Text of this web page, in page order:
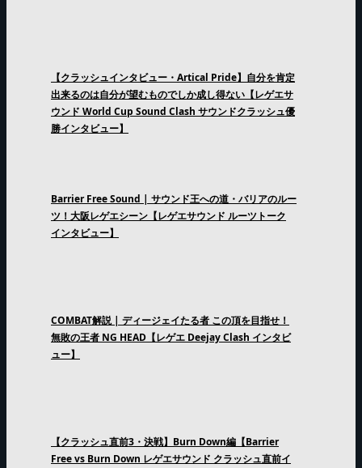
【クラッシュインタビュー・Artical Pride】自分を肯定
出来るのは自分が望むものでしか成し得ない【レゲエサ
ウンド World Cup Sound Clash サウンドクラッシュ優
勝インタビュー】
Barrier Free Sound | サウンド王への道・バリアのルー
ツ！大阪レゲエシーン【レゲエサウンド ルーツトーク
インタビュー】
COMBAT解説 | ディージェイたる者 この頂を目指せ！
無敗の王者 NG HEAD【レゲエ Deejay Clash インタビ
ュー】
【クラッシュ直前3・決戦】Burn Down編【Barrier
Free vs Burn Down レゲエサウンド クラッシュ直前イ